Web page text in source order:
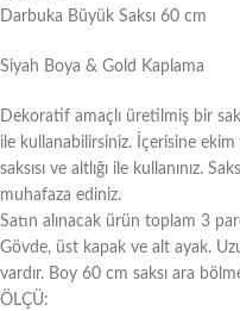
Darbuka Büyük Saksı 60 cm
Siyah Boya & Gold Kaplama
Dekoratif amaçlı üretilmiş bir
ile kullanabilirsiniz. İçerisine
saksısı ve altlığı ile kullanınız.
muhafaza ediniz.
Satın alınacak ürün toplam 3
Gövde, üst kapak ve alt ayak.
vardır. Boy 60 cm saksı ara
ÖLÇÜ: